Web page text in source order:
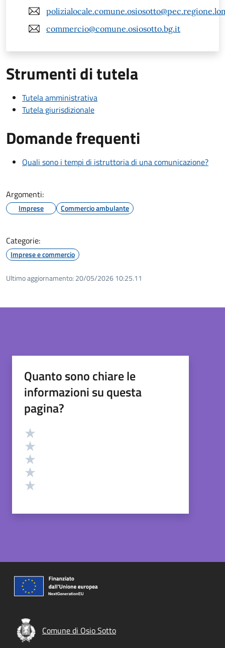
commercio@comune.osiosotto.bg.it
Strumenti di tutela
Tutela amministrativa
Tutela giurisdizionale
Domande frequenti
Quali sono i tempi di istruttoria di una comunicazione?
Argomenti:
Imprese Commercio ambulante
Categorie:
Imprese e commercio
Ultimo aggiornamento: 20/05/2026 10:25.11
Quanto sono chiare le
informazioni su questa
pagina?
Valutazione
Comune di Osio Sotto